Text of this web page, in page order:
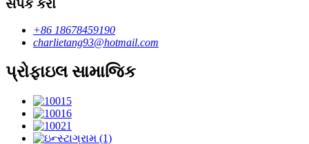
સંપર્ક કરો
+86 18678459190
charlietang93@hotmail.com
પ્રોફાઇલ સામાજિક